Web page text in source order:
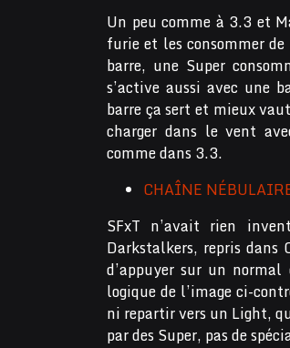
Un peu comme à 3.3 et
furie et les consommer
barre, une Super
s’active aussi avec une
barre ça sert et mieux
charger dans le vent
comme dans 3.3.
CHAÎNE
SFxT n’avait rien
Darkstalkers, repris
d’appuyer sur un
logique de l’image ci-
ni repartir vers un Light,
par des Super, pas de